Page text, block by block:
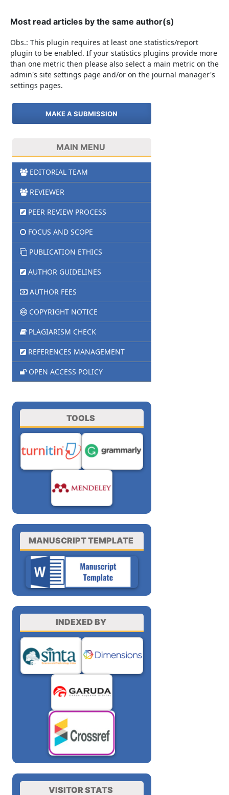
Most read articles by the same author(s)
Obs.: This plugin requires at least one statistics/report
plugin to be enabled. If your statistics plugins provide more
than one metric then please also select a main metric on the
admin's site settings page and/or on the journal manager's
settings pages.
MAKE A SUBMISSION
MAIN MENU
EDITORIAL TEAM
REVIEWER
PEER REVIEW PROCESS
FOCUS AND SCOPE
PUBLICATION ETHICS
AUTHOR GUIDELINES
AUTHOR FEES
COPYRIGHT NOTICE
PLAGIARISM CHECK
REFERENCES MANAGEMENT
OPEN ACCESS POLICY
TOOLS
MANUSCRIPT TEMPLATE
INDEXED BY
VISITOR STATS